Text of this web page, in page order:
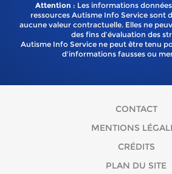
Attention : Les informations
ressources Autisme Info Service sont
aucune valeur contractuelle. Elles ne
des fins d’évaluation des
Autisme Info Service ne peut être tenu
d'informations fausses ou
CONTACT
MENTIONS
CRÉDITS
PLAN DU SITE